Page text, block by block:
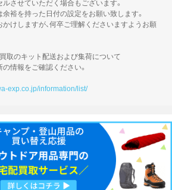
させていただく場合もございます。
裕を持った日付の設定をお願い致します。
けしますが、何卒ご理解くださいますようお願
取のキット配送および集荷について
情報をご確認ください。
exp.co.jp/information/list/